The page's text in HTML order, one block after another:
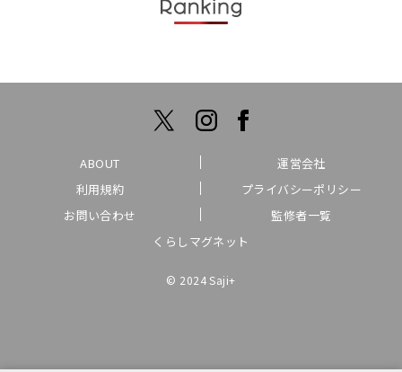
ABOUT
運営会社
利用規約
プライバシーポリシー
お問い合わせ
監修者一覧
くらしマグネット
© 2024 Saji+